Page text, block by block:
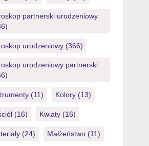
partnerski urodzeniowy
urodzeniowy(366)
urodzeniowy partnerski
(11) Kolory(13)
(16) Kwiaty(16)
(24) Małżeństwo(11)